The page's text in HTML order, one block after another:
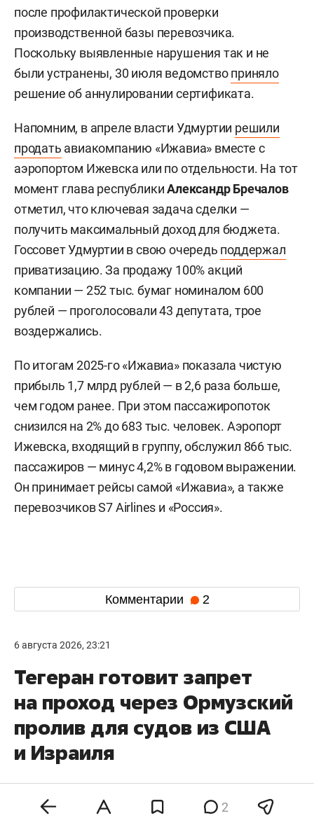
после профилактической проверки
производственной базы перевозчика.
Поскольку выявленные нарушения так и не
были устранены, 30 июля ведомствоприняло
решение об аннулировании сертификата.
Напомним, в апреле власти Удмуртии решили
продать авиакомпанию «Ижавиа» вместе с
аэропортом Ижевска или по отдельности. На тот
момент глава республикиАлександр Бречалов
отметил, что ключевая задача сделки —
получить максимальный доход для бюджета.
Госсовет Удмуртии в свою очередь поддержал
приватизацию. За продажу 100% акций
компании — 252 тыс. бумаг номиналом 600
рублей — проголосовали 43 депутата, трое
воздержались.
По итогам 2025-го «Ижавиа» показала чистую
прибыль 1,7 млрд рублей — в 2,6 раза больше,
чем годом ранее. При этом пассажиропоток
снизился на 2% до 683 тыс. человек. Аэропорт
Ижевска, входящий в группу, обслужил 866 тыс.
пассажиров — минус 4,2% в годовом выражении.
Он принимает рейсы самой «Ижавиа», а также
перевозчиков S7 Airlines и «Россия».
Комментарии 2
6 августа 2026, 23:21
Тегеран готовит запрет
на проход через Ормузский
пролив для судов из США
и Израиля
2